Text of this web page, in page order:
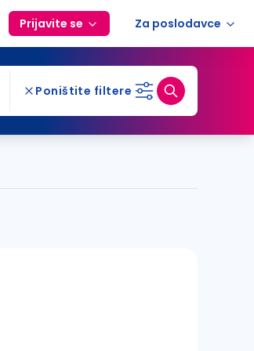
Prijavite se Za poslodavce
Poništite filtere